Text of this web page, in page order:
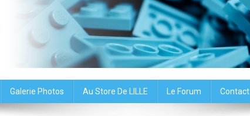
Galerie Photos Au Store De LILLE Le Forum Contact